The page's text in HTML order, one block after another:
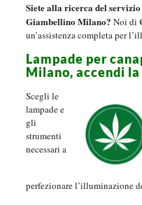
Siete alla ricerca del
Giambellino Milano? Noi di
un’assistenza completa per
Lampade per
Milano, accendi la
Scegli le
lampade e
gli
strumenti
necessari a
perfezionare l’illuminazione